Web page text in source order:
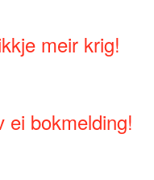
meir krig!
ei bokmelding!